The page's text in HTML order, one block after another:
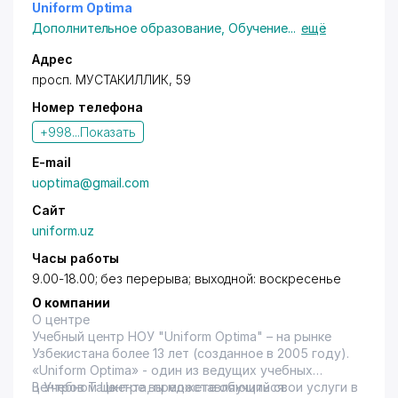
Uniform Optima
Дополнительное образование, Обучение... ещё
Адрес
просп. МУСТАКИЛЛИК, 59
Номер телефона
+998...Показать
E-mail
uoptima@gmail.com
Сайт
uniform.uz
Часы работы
9.00-18.00; без перерыва; выходной: воскресенье
О компании
О центре
Учебный центр НОУ "Uniform Optima" – на рынке
Узбекистана более 13 лет (созданное в 2005 году).
«Uniform Optima» - один из ведущих учебных
центров Ташкента, предоставляющий свои услуги в
В Учебном Центре вы можете обучиться: